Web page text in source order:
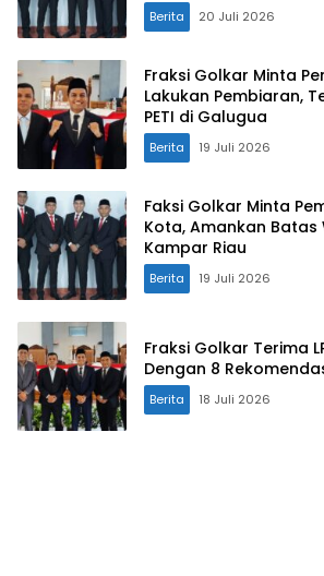
Berita 20 Juli 2026
Fraksi Golkar Minta
Lakukan Pembiaran,
PETI di Galugua
Berita 19 Juli 2026
Faksi Golkar Minta
Kota, Amankan Batas
Kampar Riau
Berita 19 Juli 2026
Fraksi Golkar Terima
Dengan 8
Berita 18 Juli 2026